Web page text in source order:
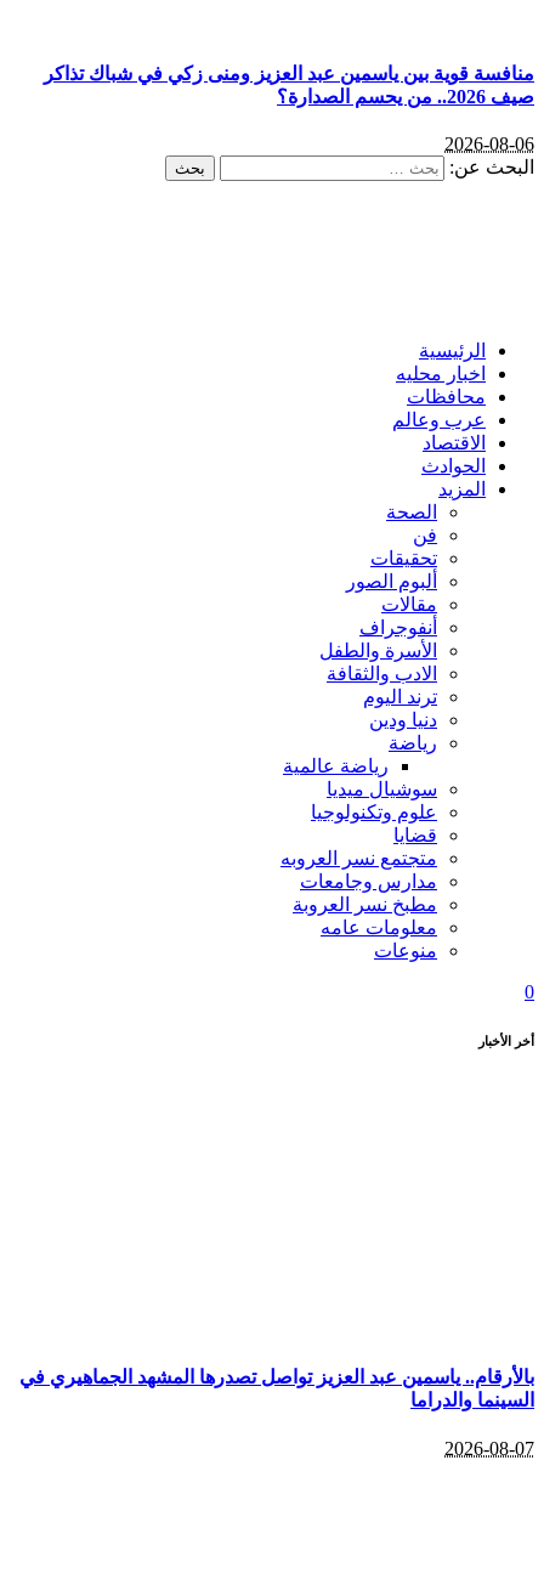
منافسة قوية بين ياسمين عبد العزيز ومنى زكي في شباك تذاكر
صيف 2026.. من يحسم الصدارة؟
2026-08-06
البحث عن:
الرئيسية
اخبار محليه
محافظات
عرب وعالم
الاقتصاد
الحوادث
المزيد
الصحة
فن
تحقيقات
ألبوم الصور
مقالات
أنفوجراف
الأسرة والطفل
الادب والثقافة
ترند اليوم
دنيا ودين
رياضة
رياضة عالمية
سوشيال ميديا
علوم وتكنولوجيا
قضايا
متجتمع نسر العروبه
مدارس وجامعات
مطبخ نسر العروبة
معلومات عامه
منوعات
0
أخر الأخبار
بالأرقام.. ياسمين عبد العزيز تواصل تصدرها المشهد الجماهيري في
السينما والدراما
2026-08-07